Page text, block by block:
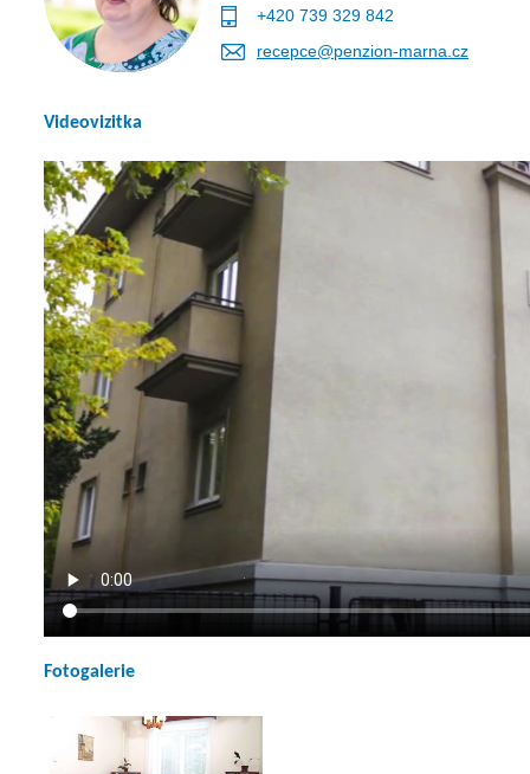
+420 739 329 842
recepce@penzion-marna.cz
Videovizitka
Fotogalerie